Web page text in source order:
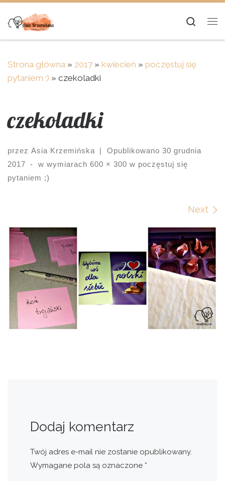
Skip to content
Strona główna » 2017 » kwiecień » poczęstuj się
pytaniem ;) » czekoladki
czekoladki
przez Asia Krzemińska | Opublikowano 30 grudnia
2017
- w wymiarach 600 × 300 w poczęstuj się
pytaniem ;)
Next
Dodaj komentarz
Twój adres e-mail nie zostanie opublikowany.
Wymagane pola są oznaczone *